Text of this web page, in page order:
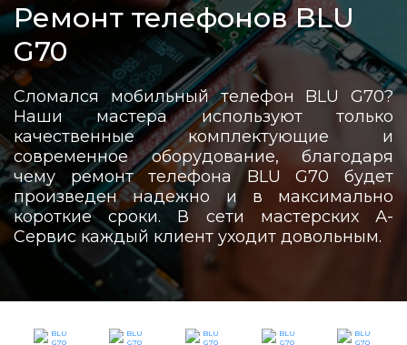
Ремонт телефонов BLU
G70
Сломался мобильный телефон BLU G70?
Наши мастера используют только
качественные комплектующие и
современное оборудование, благодаря
чему ремонт телефона BLU G70 будет
произведен надежно и в максимально
короткие сроки. В сети мастерских А-
Сервис каждый клиент уходит довольным.